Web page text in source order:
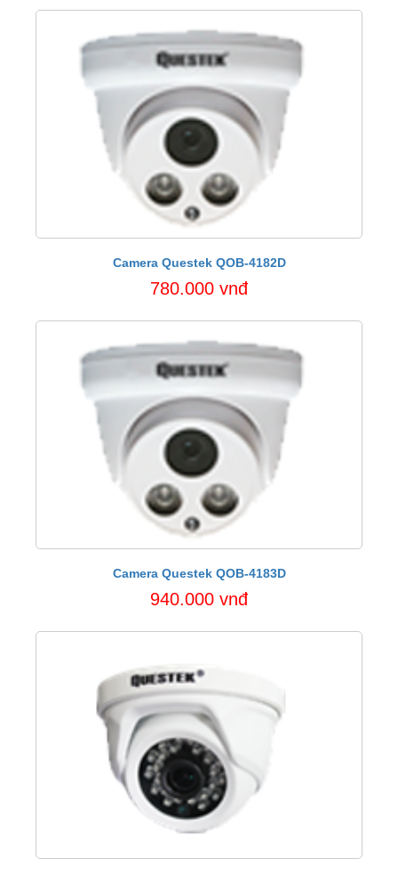
Camera Questek QOB-4182D
780.000 vnđ
Camera Questek QOB-4183D
940.000 vnđ